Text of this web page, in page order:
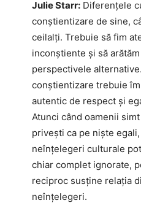
Julie Starr: Diferențele
conștientizare de sine,
ceilalți. Trebuie să fim
inconștiente și să
perspectivele
conștientizare trebuie
autentic de respect și
Atunci când oamenii
privești ca pe niște
neînțelegeri culturale
chiar complet ignorate,
reciproc susține relația
neînțelegeri.